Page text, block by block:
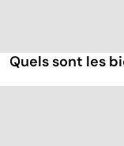
Quels sont les